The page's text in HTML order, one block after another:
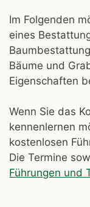
Im Folgenden
eines
Bäume und
Eigenschaften
Wenn Sie das
kennenlernen
kostenlosen
Die Termine
Führungen und